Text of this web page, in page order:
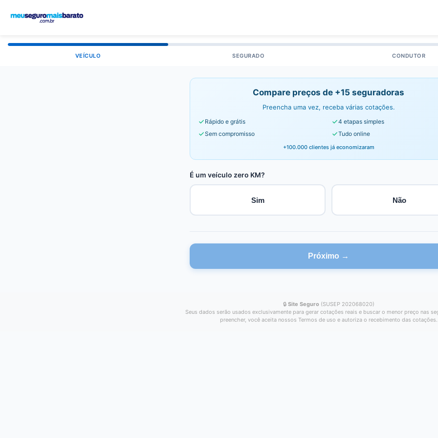
VEÍCULO SEGURADO CONDUTOR
Compare preços de +15 seguradoras
Preencha uma vez, receba várias cotações.
Rápido e grátis
4 etapas simples
Sem compromisso
Tudo online
+100.000 clientes já economizaram
É um veículo zero KM?
Sim Não
Próximo →
🔒 Site Seguro (SUSEP 202068020)
Seus dados serão usados exclusivamente para gerar cotações reais e buscar o menor preço nas
preencher, você aceita nossos Termos de uso e autoriza o recebimento das cotações.